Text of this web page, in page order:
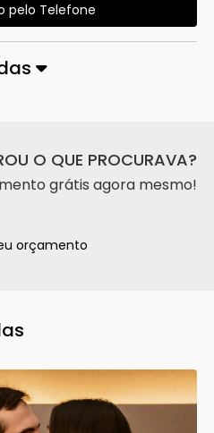
pelo Telefone
O QUE PROCURAVA?
grátis agora mesmo!
orçamento